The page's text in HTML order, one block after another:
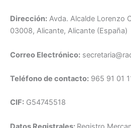
Dirección: Avda. Alcalde Lorenzo
03008, Alicante, Alicante (España)
Correo Electrónico:
Teléfono de contacto: 965 91 01
CIF: G54745518